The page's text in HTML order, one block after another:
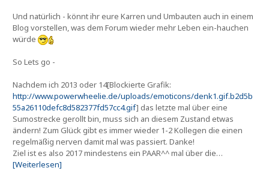
Und natürlich - könnt ihr eure Karren und Umbauten auch in einem
Blog vorstellen, was dem Forum wieder mehr Leben ein-hauchen
würde
So Lets go -
Nachdem ich 2013 oder 14[Blockierte Grafik:
http://www.powerwheelie.de/uploads/emoticons/denk1.gif.b2d5b
55a26110defc8d582377fd57cc4.gif] das letzte mal über eine
Sumostrecke gerollt bin, muss sich an diesem Zustand etwas
ändern! Zum Glück gibt es immer wieder 1-2 Kollegen die einen
regelmäßig nerven damit mal was passiert. Danke!
Ziel ist es also 2017 mindestens ein PAAR^^ mal über die…
[Weiterlesen]